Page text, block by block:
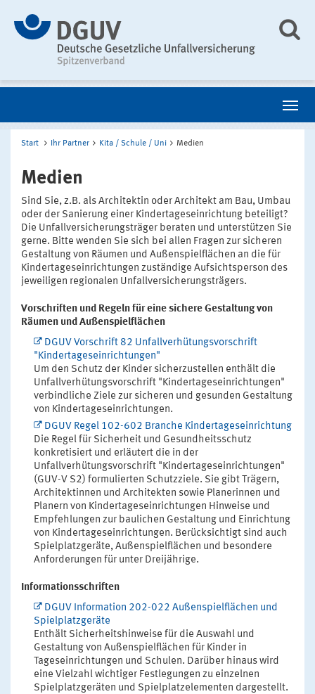
Start Ihr Partner Kita / Schule / Uni Medien
Medien
Sind Sie, z.B. als Architektin oder Architekt am Bau, Umbau
oder der Sanierung einer Kindertageseinrichtung beteiligt?
Die Unfallversicherungsträger beraten und unterstützen Sie
gerne. Bitte wenden Sie sich bei allen Fragen zur sicheren
Gestaltung von Räumen und Außenspielflächen an die für
Kindertageseinrichtungen zuständige Aufsichtsperson des
jeweiligen regionalen Unfallversicherungsträgers.
Vorschriften und Regeln für eine sichere Gestaltung von
Räumen und Außenspielflächen
DGUV Vorschrift 82 Unfallverhütungsvorschrift
"Kindertageseinrichtungen"
Um den Schutz der Kinder sicherzustellen enthält die
Unfallverhütungsvorschrift "Kindertageseinrichtungen"
verbindliche Ziele zur sicheren und gesunden Gestaltung
von Kindertageseinrichtungen.
DGUV Regel 102-602 Branche Kindertageseinrichtung
Die Regel für Sicherheit und Gesundheitsschutz
konkretisiert und erläutert die in der
Unfallverhütungsvorschrift "Kindertageseinrichtungen"
(GUV-V S2) formulierten Schutzziele. Sie gibt Trägern,
Architektinnen und Architekten sowie Planerinnen und
Planern von Kindertageseinrichtungen Hinweise und
Empfehlungen zur baulichen Gestaltung und Einrichtung
von Kindertageseinrichtungen. Berücksichtigt sind auch
Spielplatzgeräte, Außenspielflächen und besondere
Anforderungen für unter Dreijährige.
Informationsschriften
DGUV Information 202-022 Außenspielflächen und
Spielplatzgeräte
Enthält Sicherheitshinweise für die Auswahl und
Gestaltung von Außenspielflächen für Kinder in
Tageseinrichtungen und Schulen. Darüber hinaus wird
eine Vielzahl wichtiger Festlegungen zu einzelnen
Spielplatzgeräten und Spielplatzelementen dargestellt.